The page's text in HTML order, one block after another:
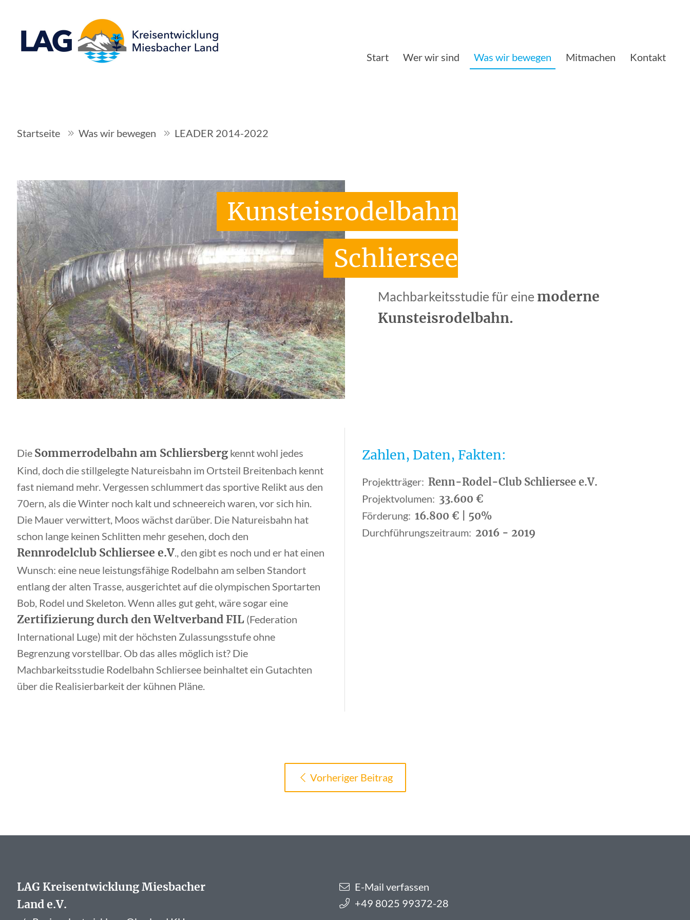
Start Wer wir sind Was wir bewegen Mitmachen Kontakt
Startseite Was wir bewegen LEADER 2014-2022
Kunsteisrodelbahn
Schliersee
Machbarkeitsstudie für eine moderne
Kunsteisrodelbahn.
Die Sommerrodelbahn am Schliersberg kennt wohl jedes
Kind, doch die stillgelegte Natureisbahn im Ortsteil Breitenbach kennt
fast niemand mehr. Vergessen schlummert das sportive Relikt aus den
70ern, als die Winter noch kalt und schneereich waren, vor sich hin.
Die Mauer verwittert, Moos wächst darüber. Die Natureisbahn hat
schon lange keinen Schlitten mehr gesehen, doch den
Rennrodelclub Schliersee e.V., den gibt es noch und er hat einen
Wunsch: eine neue leistungsfähige Rodelbahn am selben Standort
entlang der alten Trasse, ausgerichtet auf die olympischen Sportarten
Bob, Rodel und Skeleton. Wenn alles gut geht, wäre sogar eine
Zertifizierung durch den Weltverband FIL (Federation
International Luge) mit der höchsten Zulassungsstufe ohne
Begrenzung vorstellbar. Ob das alles möglich ist? Die
Machbarkeitsstudie Rodelbahn Schliersee beinhaltet ein Gutachten
über die Realisierbarkeit der kühnen Pläne.
Zahlen, Daten, Fakten:
Projektträger: Renn-Rodel-Club Schliersee e.V.
Projektvolumen: 33.600 €
Förderung: ,16.800 € | 50%
Durchführungszeitraum: 2016 - 2019
Vorheriger Beitrag
LAG Kreisentwicklung Miesbacher
Land e.V.
E-Mail verfassen
+49 8025 99372-28